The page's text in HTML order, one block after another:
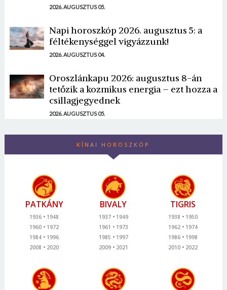
2026. AUGUSZTUS 05.
Napi horoszkóp 2026. augusztus 5: a
féltékenységgel vigyázzunk!
2026. AUGUSZTUS 04.
Oroszlánkapu 2026: augusztus 8-án
tetőzik a kozmikus energia – ezt hozza a
csillagjegyednek
2026. AUGUSZTUS 05.
KÍNAI HOROSZKÓP
PATKÁNY
1936
1948
1960
1972
1984
1996
2008
2020
BIVALY
1937
1949
1961
1973
1985
1997
2009
2021
TIGRIS
1938
1950
1962
1974
1986
1998
2010
2022